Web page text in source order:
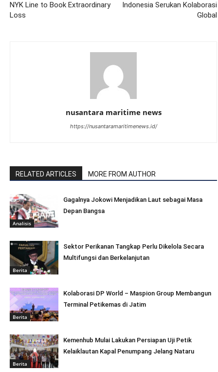
NYK Line to Book Extraordinary
Loss
Indonesia Serukan Kolaborasi
Global
nusantara maritime news
https://nusantaramaritimenews.id/
RELATED ARTICLES MORE FROM AUTHOR
Analisis
Gagalnya Jokowi Menjadikan Laut sebagai Masa
Depan Bangsa
Berita
Sektor Perikanan Tangkap Perlu Dikelola Secara
Multifungsi dan Berkelanjutan
Berita
Kolaborasi DP World – Maspion Group Membangun
Terminal Petikemas di Jatim
Berita
Kemenhub Mulai Lakukan Persiapan Uji Petik
Kelaiklautan Kapal Penumpang Jelang Nataru